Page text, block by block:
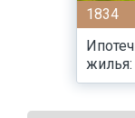
1834
жилья: